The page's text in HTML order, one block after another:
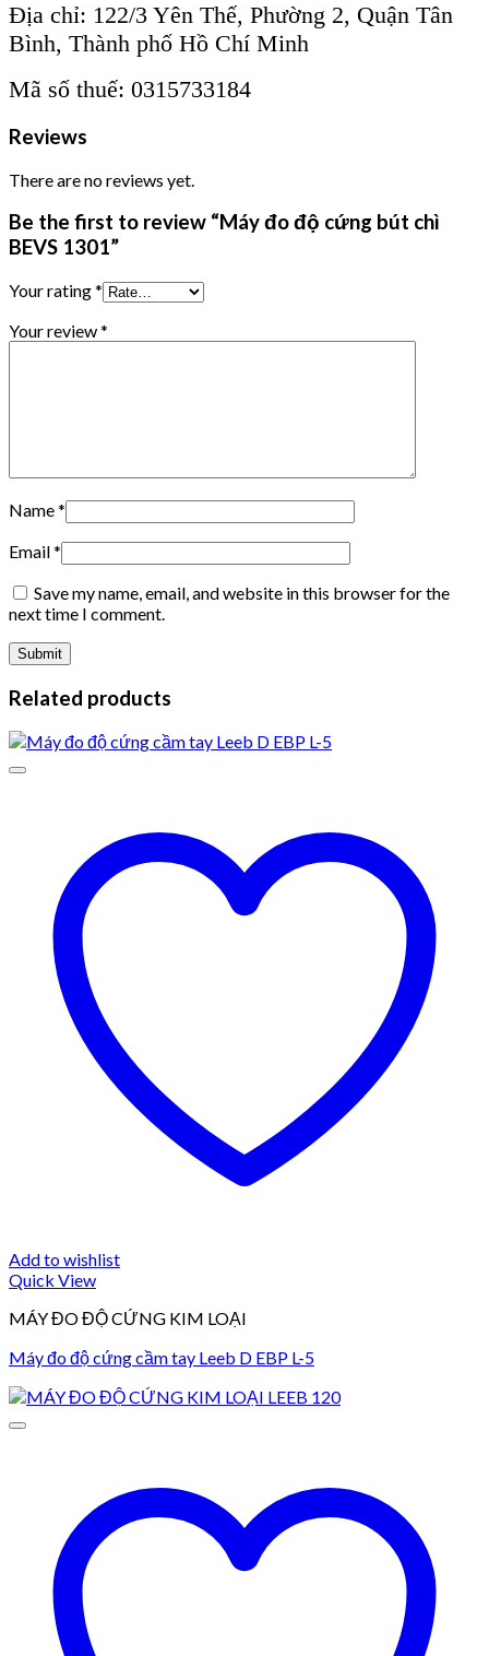
Địa chỉ: 122/3 Yên Thế, Phường 2, Quận Tân
Bình, Thành phố Hồ Chí Minh
Mã số thuế: 0315733184
Reviews
There are no reviews yet.
Be the first to review “Máy đo độ cứng bút chì
BEVS 1301”
Your rating*
Your review*
Name*
Email*
Save my name, email, and website in this browser for the
next time I comment.
Related products
Add to wishlist
Quick View
MÁY ĐO ĐỘ CỨNG KIM LOẠI
Máy đo độ cứng cầm tay Leeb D EBP L-5